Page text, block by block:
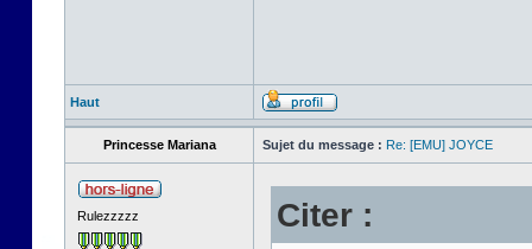
Haut
Princesse Mariana Sujet du message : Re: [EMU] JOYCE
Rulezzzzz Citer :